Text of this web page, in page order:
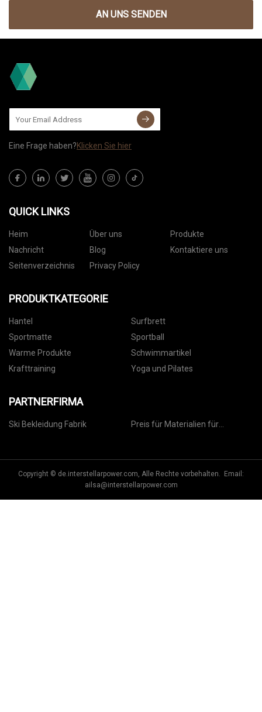
AN UNS SENDEN
Eine Frage haben?Klicken Sie hier
QUICK LINKS
Heim Über uns
Produkte
Nachricht
Blog
Kontaktiere uns
Seitenverzeichnis
Privacy Policy
PRODUKTKATEGORIE
Hantel
Surfbrett
Sportmatte
Sportball
Warme Produkte
Schwimmartikel
Krafttraining
Yoga und Pilates
PARTNERFIRMA
Ski Bekleidung Fabrik
Preis für Materialien für
Copyright © de.interstellarpower.com, Alle Rechte vorbehalten. Email:
ailsa@interstellarpower.com